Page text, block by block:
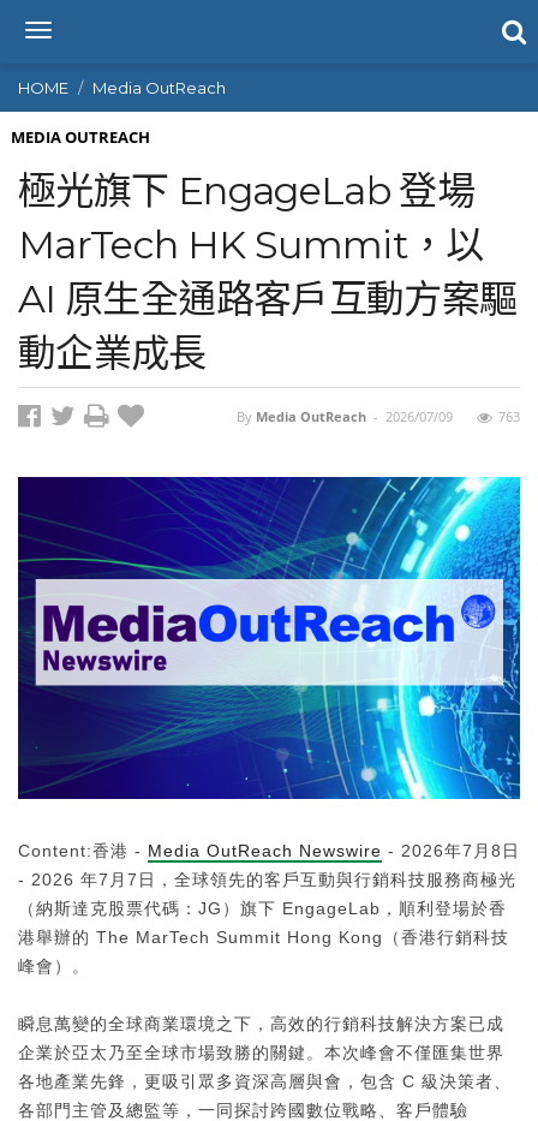
T
g
g
l
n
a
v
i
a
t
i
o
n
HOME Media OutReach
MEDIA OUTREACH
極光旗下 EngageLab 登場
MarTech HK Summit，以
AI 原生全通路客戶互動方案驅
動企業成長
By Media OutReach - 2026/07/09 763
Content:香港 - Media OutReach Newswire - 2026年7月8日
- 2026 年7月7日，全球領先的客戶互動與行銷科技服務商極光
（納斯達克股票代碼：JG）旗下 EngageLab，順利登場於香
港舉辦的 The MarTech Summit Hong Kong（香港行銷科技
峰會）。
瞬息萬變的全球商業環境之下，高效的行銷科技解決方案已成
企業於亞太乃至全球市場致勝的關鍵。本次峰會不僅匯集世界
各地產業先鋒，更吸引眾多資深高層與會，包含 C 級決策者、
各部門主管及總監等，一同探討跨國數位戰略、客戶體驗